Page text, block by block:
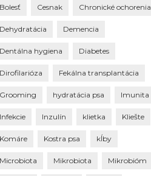
Cesnak Chronické ochorenia
Demencia
hygiena Diabetes
Fekálna transplantácia
hydratácia psa Imunita
Inzulín klietka Kliešte
Kostra psa kĺby
Mikrobiota Mikrobióm